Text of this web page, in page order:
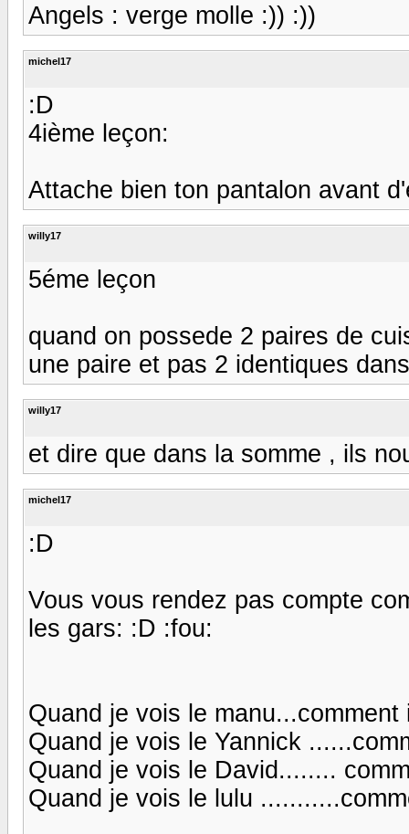
Angels : verge molle :)) :))
michel17
:D
4ième leçon:
Attache bien ton pantalon avant
willy17
5éme leçon
quand on possede 2 paires de
une paire et pas 2 identiques
willy17
et dire que dans la somme , ils
michel17
:D
Vous vous rendez pas compte
les gars: :D :fou:
Quand je vois le
Quand je vois le Yannick
Quand je vois le David........
Quand je vois le lulu